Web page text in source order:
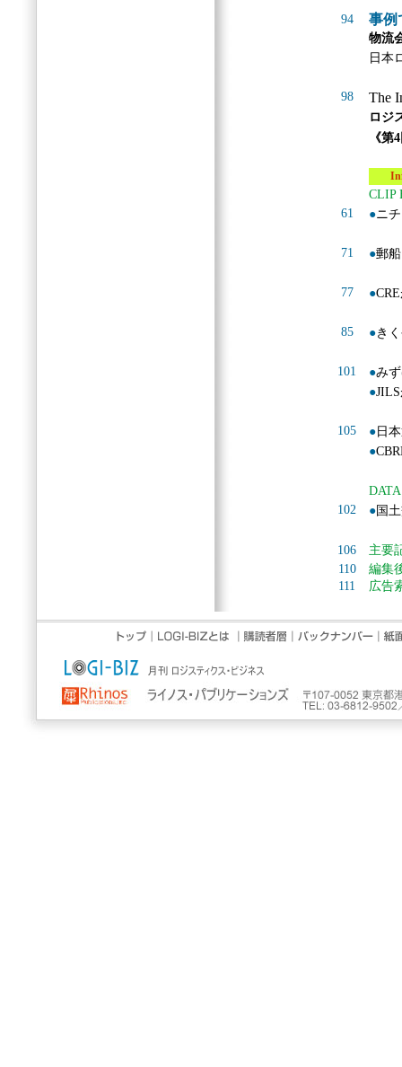
94 事例
物流
日本
98 The
ロジ
《第
CLIP
61
●ニ
71 ●郵
77 ●
85 ●き
101 ●み
●
105 ● 日
●
102
●国
106
主要
110
編集
111
広告